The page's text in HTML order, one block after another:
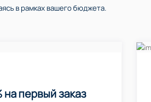
в рамках вашего бюджета.
на первый заказ